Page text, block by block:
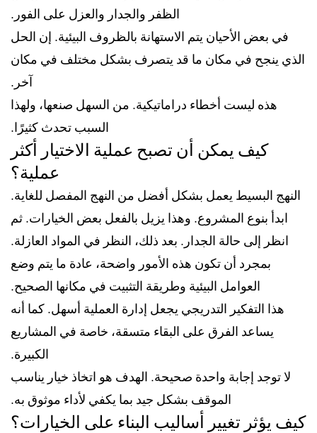
الظفر والجدار والعزل على الفور.
في بعض الأحيان يتم الاستهانة بالظروف البيئية. إن الحل
الذي ينجح في مكان ما قد يتصرف بشكل مختلف في مكان
آخر.
هذه ليست أخطاء دراماتيكية. من السهل صنعها، ولهذا
السبب تحدث كثيرًا.
كيف يمكن أن تصبح عملية الاختيار أكثر
عملية؟
النهج البسيط يعمل بشكل أفضل من النهج المفصل للغاية.
ابدأ بنوع المشروع. وهذا يزيل بالفعل بعض الخيارات. ثم
انظر إلى حالة الجدار. بعد ذلك، النظر في المواد العازلة.
بمجرد أن تكون هذه الأمور واضحة، عادة ما يتم وضع
العوامل البيئية وطريقة التثبيت في مكانها الصحيح.
هذا التفكير التدريجي يجعل إدارة العملية أسهل. كما أنه
يساعد الفرق على البقاء متسقة، خاصة في المشاريع
الكبيرة.
لا توجد إجابة واحدة صحيحة. الهدف هو اتخاذ خيار يناسب
الموقف بشكل جيد بما يكفي لأداء موثوق به.
كيف يؤثر تغيير أساليب البناء على الخيارات؟